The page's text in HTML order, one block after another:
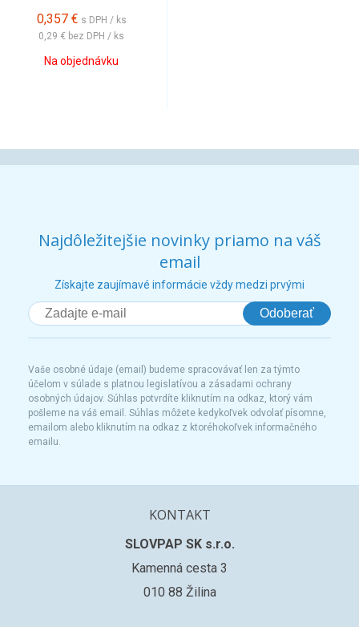
0,357 € s DPH / ks
0,29 € bez DPH / ks
Na objednávku
Najdôležitejšie novinky priamo na váš
email
Získajte zaujímavé informácie vždy medzi prvými
Odoberať
Vaše osobné údaje (email) budeme spracovávať len za týmto
účelom v súlade s platnou legislatívou a zásadami ochrany
osobných údajov. Súhlas potvrdíte kliknutím na odkaz, ktorý vám
pošleme na váš email. Súhlas môžete kedykoľvek odvolať písomne,
emailom alebo kliknutím na odkaz z ktoréhokoľvek informačného
emailu.
KONTAKT
SLOVPAP SK s.r.o.
Kamenná cesta 3
010 88 Žilina